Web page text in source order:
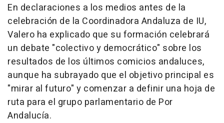
En declaraciones a los medios antes de la
celebración de la Coordinadora Andaluza de IU,
Valero ha explicado que su formación celebrará
un debate "colectivo y democrático" sobre los
resultados de los últimos comicios andaluces,
aunque ha subrayado que el objetivo principal es
"mirar al futuro" y comenzar a definir una hoja de
ruta para el grupo parlamentario de Por
Andalucía.